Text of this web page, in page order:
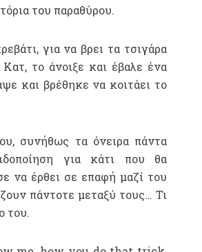
του παραθύρου.
για να βρει τα τσιγάρα
το άνοιξε και έβαλε ένα
και βρέθηκε να κοιτάει το
συνήθως τα όνειρα πάντα
για κάτι που θα
να έρθει σε επαφή μαζί του
πάντοτε μεταξύ τους… Τι
του.